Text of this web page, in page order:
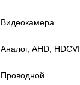
Видеокамера
Аналог, AHD,
Проводной